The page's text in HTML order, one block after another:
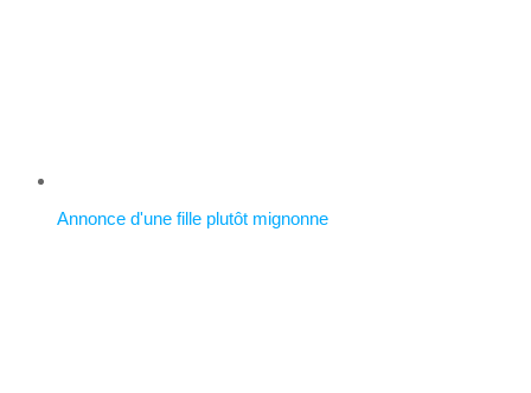
Annonce d'une fille plutôt mignonne